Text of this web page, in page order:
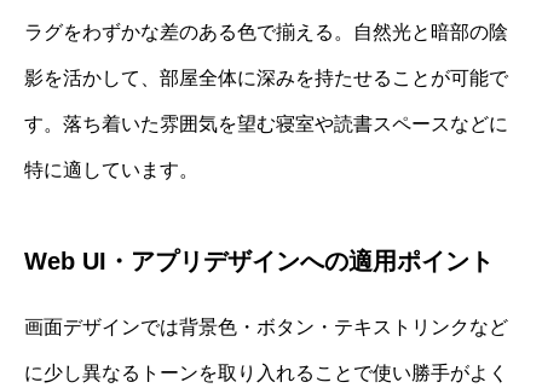
ラグをわずかな差のある色で揃える。自然光と暗部の陰
影を活かして、部屋全体に深みを持たせることが可能で
す。落ち着いた雰囲気を望む寝室や読書スペースなどに
特に適しています。
Web UI・アプリデザインへの適用ポイント
画面デザインでは背景色・ボタン・テキストリンクなど
に少し異なるトーンを取り入れることで使い勝手がよく